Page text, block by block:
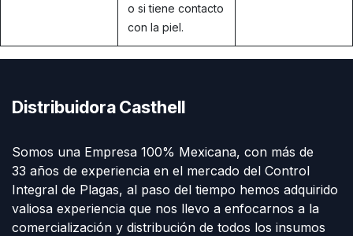
o si tiene contacto
con la piel.
Distribuidora Casthell
Somos una Empresa 100% Mexicana, con más de
33 años de experiencia en el mercado del Control
Integral de Plagas, al paso del tiempo hemos adquirido
valiosa experiencia que nos llevo a enfocarnos a la
comercialización y distribución de todos los insumos